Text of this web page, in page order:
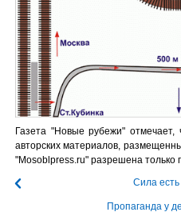
Газета "Новые рубежи" отмечает,
авторских материалов,
"Mosoblpress.ru" разрешена только
Сила
Пропаганда у